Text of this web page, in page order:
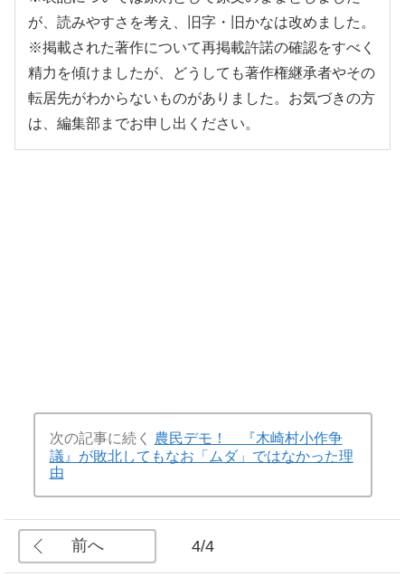
が、読みやすさを考え、旧字・旧かなは改めました。
※掲載された著作について再掲載許諾の確認をすべく
精力を傾けましたが、どうしても著作権継承者やその
転居先がわからないものがありました。お気づきの方
は、編集部までお申し出ください。
次の記事に続く
農民デモ！ 『木崎村小作争
議』が敗北してもなお「ムダ」ではなかった理
由
前へ 4/4